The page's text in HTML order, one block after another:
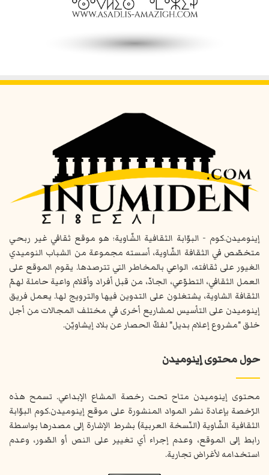
إينوميدن.كوم - البوّابة الثقافية الشّاوية؛ هو موقع ثقافي غير ربحي
متخصّص في الثقافة الشّاوية، أسسته مجموعة من الشباب النوميدي
الغيور على ثقافته، الواعي بالمخاطر التي تترصدها. يقوم الموقع على
العمل الثقافي، التطوّعي، الجادّ، من قبل أفراد وأقلام واعية حاملة لهمّ
الثقافة الشاوية، يشتغلون على التدوين فيها والترويج لها. يعمل فريق
إينوميدن على التأسيس لمشاريع أخرى في مختلف المجالات من أجل
خلق "مشروع إعلام بديل" لفكّ الحصار عن بلاد إيشاويّن.
حول محتوى إينوميدن
محتوى إينوميدن متاح تحت رخصة المشاع الإبداعي. تسمح هذه
الرّخصة بإعادة نشر المواد المنشورة على موقع إينوميدن.كوم البوّابة
الثقافية الشّاوية (النّسخة العربية) بشرط الإشارة إلى مصدرها بواسطة
رابط إلى الموقع، وعدم إجراء أي تغيير على النص أو الصّور، وعدم
استخدامه لأغراض تجارية.